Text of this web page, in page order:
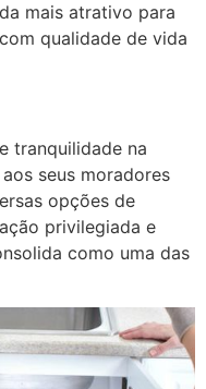
mais atrativo para
qualidade de vida
tranquilidade na
seus moradores
opções de
privilegiada e
como uma das